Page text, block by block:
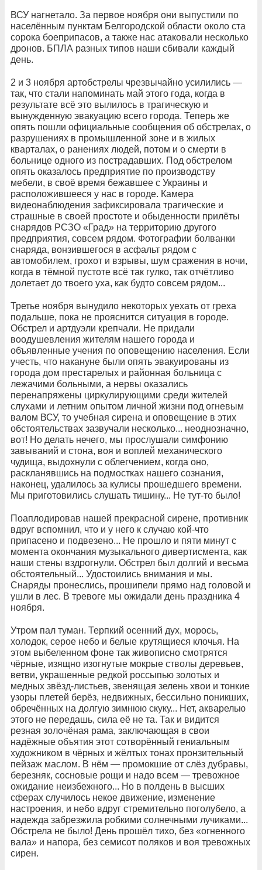
ВСУ нагнетало. За первое ноября они выпустили по
населённым пунктам Белгородской области около ста
сорока боеприпасов, а также нас атаковали несколько
дронов. БПЛА разных типов наши сбивали каждый
день.
2 и 3 ноября артобстрелы чрезвычайно усилились —
так, что стали напоминать май этого года, когда в
результате всё это вылилось в трагическую и
вынужденную эвакуацию всего города. Теперь же
опять пошли официальные сообщения об обстрелах, о
разрушениях в промышленной зоне и в жилых
кварталах, о ранениях людей, потом и о смерти в
больнице одного из пострадавших. Под обстрелом
опять оказалось предприятие по производству
мебели, в своё время бежавшее с Украины и
расположившееся у нас в городе. Камера
видеонаблюдения зафиксировала трагические и
страшные в своей простоте и обыденности прилёты
снарядов РСЗО «Град» на территорию другого
предприятия, совсем рядом. Фотографии болванки
снаряда, вонзившегося в асфальт рядом с
автомобилем, грохот и взрывы, шум сражения в ночи,
когда в тёмной пустоте всё так гулко, так отчётливо
долетает до твоего уха, как будто совсем рядом...
Третье ноября вынудило некоторых уехать от греха
подальше, пока не прояснится ситуация в городе.
Обстрел и артдуэли крепчали. Не придали
воодушевления жителям нашего города и
объявленные учения по оповещению населения. Если
учесть, что накануне были опять эвакуированы из
города дом престарелых и районная больница с
лежачими больными, а нервы оказались
перенапряжены циркулирующими среди жителей
слухами и летним опытом личной жизни под огневым
валом ВСУ, то учебная сирена и оповещение в этих
обстоятельствах зазвучали несколько... неоднозначно,
вот! Но делать нечего, мы прослушали симфонию
завываний и стона, воя и воплей механического
чудища, выдохнули с облегчением, когда оно,
раскланявшись на подмостках нашего сознания,
наконец, удалилось за кулисы прошедшего времени.
Мы приготовились слушать тишину... Не тут-то было!
Поаплодировав нашей прекрасной сирене, противник
вдруг вспомнил, что и у него к случаю кой-что
припасено и подвезено... Не прошло и пяти минут с
момента окончания музыкального дивертисмента, как
наши стены вздрогнули. Обстрел был долгий и весьма
обстоятельный... Удостоились внимания и мы.
Снаряды пронеслись, прошипели прямо над головой и
ушли в лес. В тревоге мы ожидали день праздника 4
ноября.
Утром пал туман. Терпкий осенний дух, морось,
холодок, серое небо и белые крутящиеся клочья. На
этом выбеленном фоне так живописно смотрятся
чёрные, изящно изогнутые мокрые стволы деревьев,
ветви, украшенные редкой россыпью золотых и
медных звёзд-листьев, звенящая зелень хвои и тонкие
узоры плетей берёз, недвижных, бессильно поникших,
обречённых на долгую зимнюю скуку... Нет, акварелью
этого не передашь, сила её не та. Так и видится
резная золочёная рама, заключающая в свои
надёжные объятия этот сотворённый гениальным
художником в чёрных и жёлтых тонах пронзительный
пейзаж маслом. В нём — промокшие от слёз дубравы,
березняк, сосновые рощи и надо всем — тревожное
ожидание неизбежного... Но в полдень в высших
сферах случилось некое движение, изменение
настроения, и небо вдруг стремительно поголубело, а
надежда забрезжила робкими солнечными лучиками...
Обстрела не было! День прошёл тихо, без «огненного
вала» и напора, без семисот поляков и воя тревожных
сирен.